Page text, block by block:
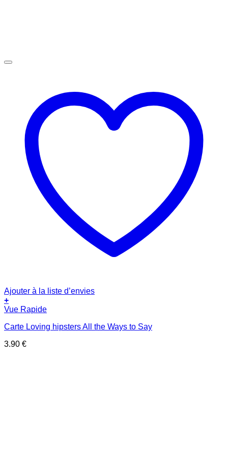
Ajouter à la liste d’envies
+
Vue Rapide
Carte Loving hipsters All the Ways to Say
3.90 €